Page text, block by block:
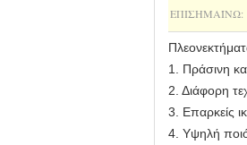
ΕΠΙΣΗΜΑΊΝΩ:
1. Πράσινη
2. Διάφορη
3. Επαρκείς
4. Υψηλή